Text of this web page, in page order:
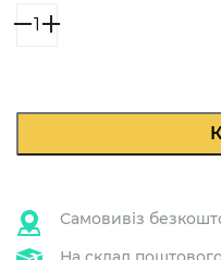
VBM
LOLLO
кількість
Самовивіз